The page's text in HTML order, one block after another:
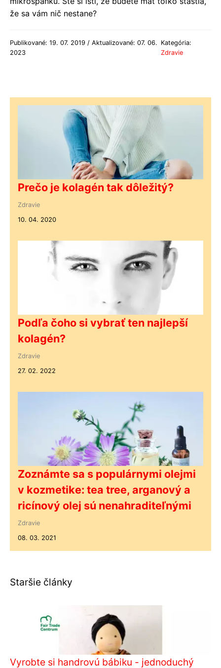
že sa vám nič nestane?
Publikované: 19. 07. 2019 / Aktualizované: 07. 06.
2023
Kategória:
Zdravie
Prečo je kolagén tak dôležitý?
Zdravie
10. 04. 2020
Podľa čoho si vybrať ten najlepší
kolagén?
Zdravie
27. 02. 2022
Zoznámte sa s populárnymi olejmi
v kozmetike: tea tree, arganový a
ricínový olej sú nenahraditeľnými
Zdravie
08. 03. 2021
Staršie články
Vyrobte si handrovú bábiku - jednoduchý